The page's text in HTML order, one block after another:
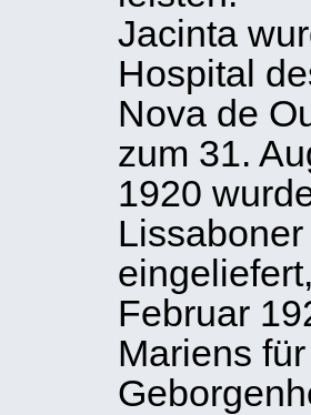
Jacinta
Hospital
Nova de
zum 31.
1920
Februar
Mariens